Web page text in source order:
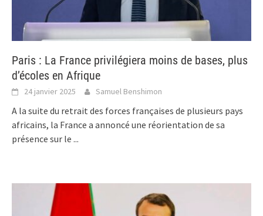
Paris : La France privilégiera moins de bases, plus
d’écoles en Afrique
24 janvier 2025 Samuel Benshimon
A la suite du retrait des forces françaises de plusieurs pays
africains, la France a annoncé une réorientation de sa
présence sur le ...